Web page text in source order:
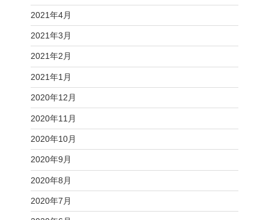
2021年4月
2021年3月
2021年2月
2021年1月
2020年12月
2020年11月
2020年10月
2020年9月
2020年8月
2020年7月